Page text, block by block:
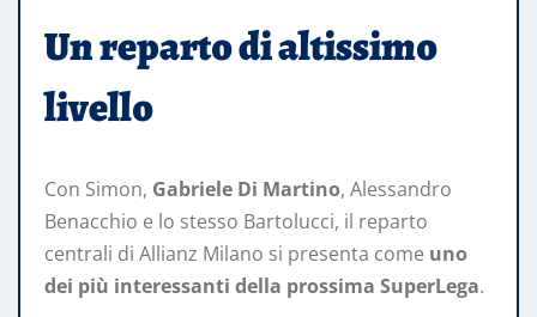
Un reparto di altissimo
livello
Con Simon, Gabriele Di Martino, Alessandro
Benacchio e lo stesso Bartolucci, il reparto
centrali di Allianz Milano si presenta come uno
dei più interessanti della prossima SuperLega.